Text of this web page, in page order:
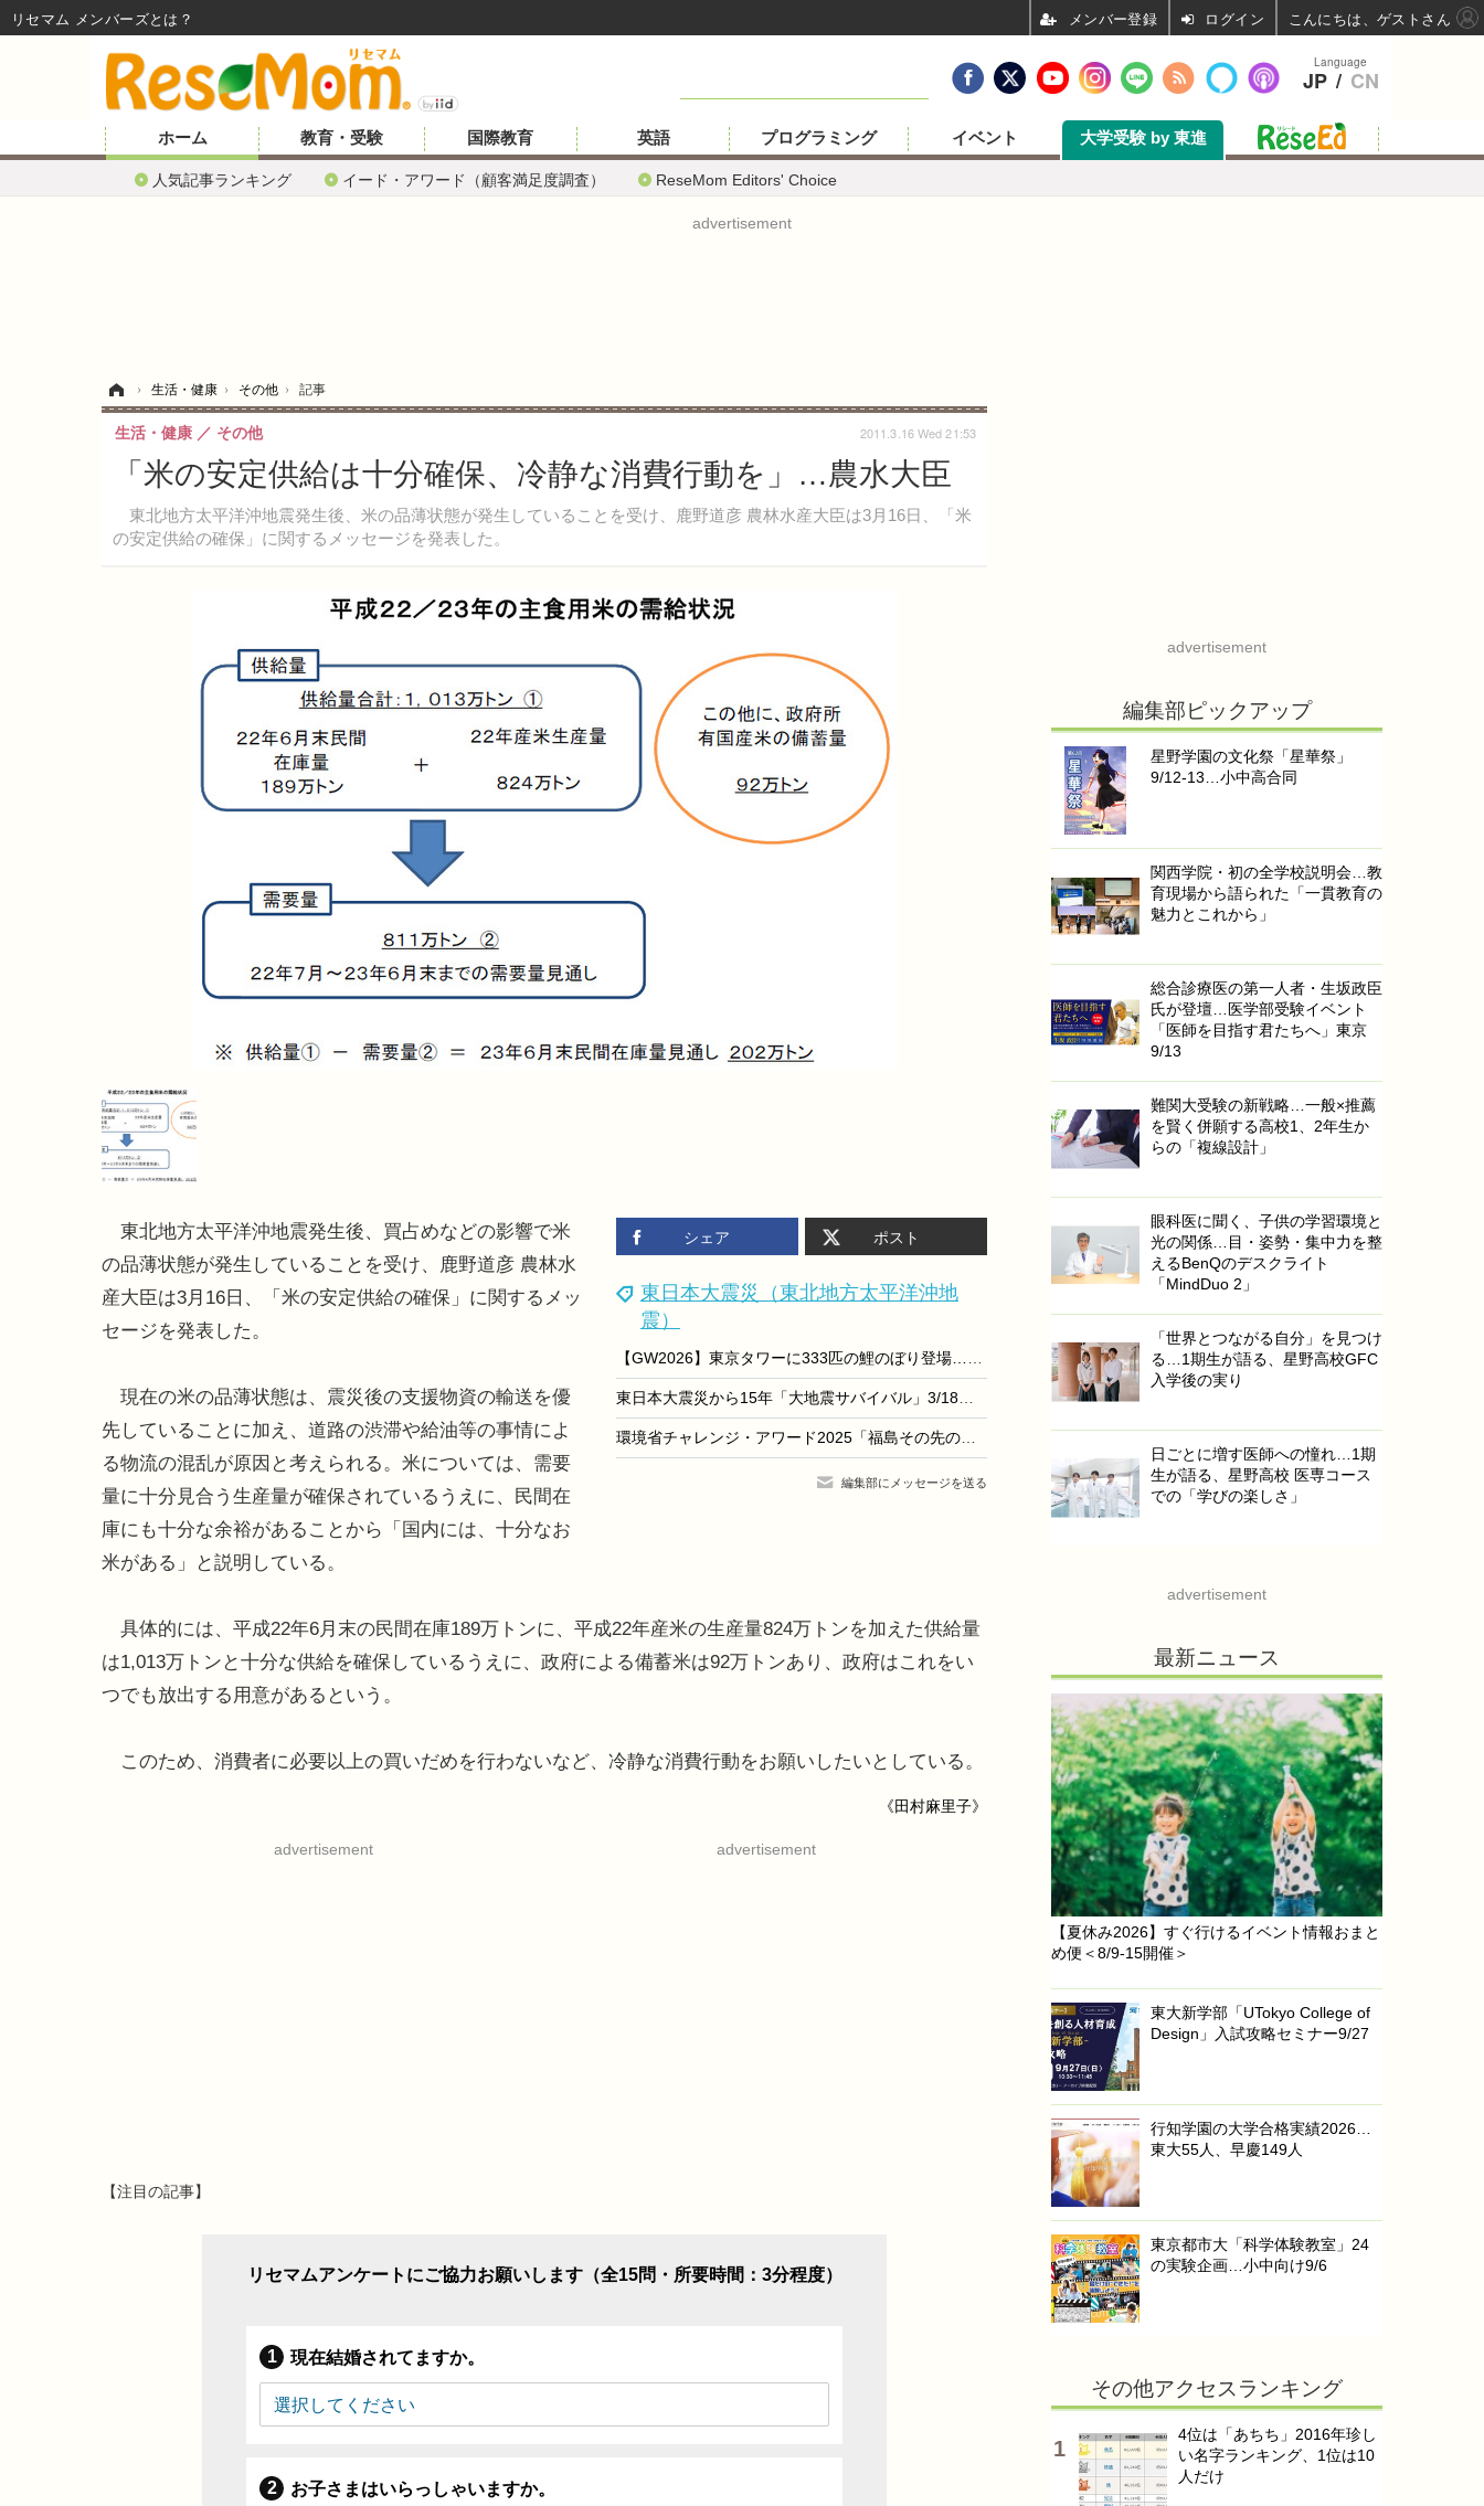
ホーム
人気記事ランキング イード・アワード（顧客満足度調査） ReseMom Editors' Choice
教育・受験 国際教育 英語 プログラミング イベント 大学受験 by 東進
advertisement
› 生活・健康 › その他 › 記事
「米の安定供給は十分確保、冷静な消費行動を」…農水大臣
東北地方太平洋沖地震発生後、米の品薄状態が発生していることを受け、鹿野道彦 農林水産大臣は3月16日、「米
の安定供給の確保」に関するメッセージを発表した。
生活・健康 その他 2011.3.16 Wed 21:53
シェア ポスト
東日本大震災（東北地方太平洋沖地
震）
【GW2026】東京タワーに333匹の鯉のぼり登場…全長6mの「さんまのぼり」も
東日本大震災から15年「大地震サバイバル」3/18まで無料公開
環境省チャレンジ・アワード2025「福島その先の環境へ」作品募集
編集部にメッセージを送る
東北地方太平洋沖地震発生後、買占めなどの影響で米
の品薄状態が発生していることを受け、鹿野道彦 農林水
産大臣は3月16日、「米の安定供給の確保」に関するメッ
セージを発表した。
現在の米の品薄状態は、震災後の支援物資の輸送を優
先していることに加え、道路の渋滞や給油等の事情によ
る物流の混乱が原因と考えられる。米については、需要
量に十分見合う生産量が確保されているうえに、民間在
庫にも十分な余裕があることから「国内には、十分なお
米がある」と説明している。
具体的には、平成22年6月末の民間在庫189万トンに、平成22年産米の生産量824万トンを加えた供給量
は1,013万トンと十分な供給を確保しているうえに、政府による備蓄米は92万トンあり、政府はこれをい
つでも放出する用意があるという。
このため、消費者に必要以上の買いだめを行わないなど、冷静な消費行動をお願いしたいとしている。
《田村麻里子》
advertisement advertisement
【注目の記事】
リセマムアンケートにご協力お願いします（全15問・所要時間：3分程度）
現在結婚されてますか。
お子さまはいらっしゃいますか。
advertisement
編集部ピックアップ
星野学園の文化祭「星華祭」
9/12-13…小中高合同
関西学院・初の全学校説明会…教
育現場から語られた「一貫教育の
魅力とこれから」
総合診療医の第一人者・生坂政臣
氏が登壇…医学部受験イベント
「医師を目指す君たちへ」東京
9/13
難関大受験の新戦略…一般×推薦
を賢く併願する高校1、2年生か
らの「複線設計」
眼科医に聞く、子供の学習環境と
光の関係…目・姿勢・集中力を整
えるBenQのデスクライト
「MindDuo 2」
「世界とつながる自分」を見つけ
る…1期生が語る、星野高校GFC
入学後の実り
日ごとに増す医師への憧れ…1期
生が語る、星野高校 医専コース
での「学びの楽しさ」
advertisement
最新ニュース
【夏休み2026】すぐ行けるイベント情報おまと
め便＜8/9-15開催＞
東大新学部「UTokyo College of
Design」入試攻略セミナー9/27
行知学園の大学合格実績2026…
東大55人、早慶149人
東京都市大「科学体験教室」24
の実験企画…小中向け9/6
その他アクセスランキング
4位は「あちち」2016年珍し
い名字ランキング、1位は10
人だけ
Language
JP / CN
リセマム メンバーズ ログイン こんにちは、ゲストさん